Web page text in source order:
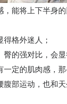
能将上下半身的
格外迷人；
臀的强对比，会
一定的肌肉感，
部运动，也和